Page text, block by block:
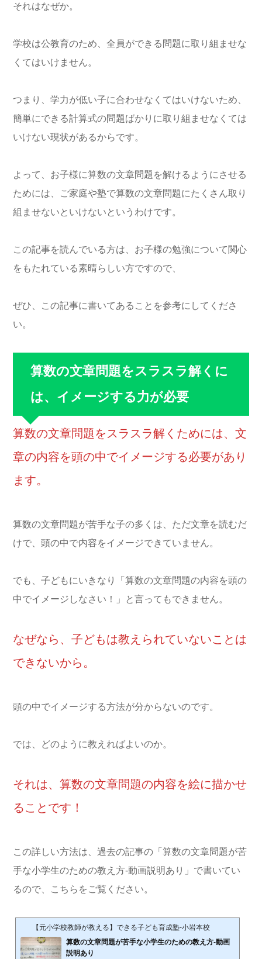
それはなぜか。
学校は公教育のため、全員ができる問題に取り組ませな
くてはいけません。
つまり、学力が低い子に合わせなくてはいけないため、
簡単にできる計算式の問題ばかりに取り組ませなくては
いけない現状があるからです。
よって、お子様に算数の文章問題を解けるようにさせる
ためには、ご家庭や塾で算数の文章問題にたくさん取り
組ませないといけないというわけです。
この記事を読んでいる方は、お子様の勉強について関心
をもたれている素晴らしい方ですので、
ぜひ、この記事に書いてあることを参考にしてくださ
い。
算数の文章問題をスラスラ解くに
は、イメージする力が必要
算数の文章問題をスラスラ解くためには、文
章の内容を頭の中でイメージする必要があり
ます。
算数の文章問題が苦手な子の多くは、ただ文章を読むだ
けで、頭の中で内容をイメージできていません。
でも、子どもにいきなり「算数の文章問題の内容を頭の
中でイメージしなさい！」と言ってもできません。
なぜなら、子どもは教えられていないことは
できないから。
頭の中でイメージする方法が分からないのです。
では、どのように教えればよいのか。
それは、算数の文章問題の内容を絵に描かせ
ることです！
この詳しい方法は、過去の記事の「算数の文章問題が苦
手な小学生のための教え方-動画説明あり」で書いてい
るので、こちらをご覧ください。
【元小学校教師が教える】できる子ども育成塾-小岩本校
算数の文章問題が苦手な小学生のための教え方-動画
説明あり